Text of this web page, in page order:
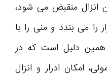
انزال منقبض می شود،
را می بندد و منی را با
دلیل است که در
امکان ادرار و انزال